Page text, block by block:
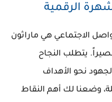
الرقمية
الاجتماعي هي ماراثون
يتطلب النجاح
نحو الأهداف
وضعنا لك أهم النقاط